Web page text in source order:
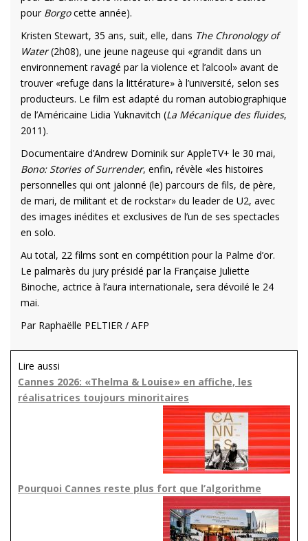
pour Borgocette année).
Kristen Stewart, 35 ans, suit, elle, dans The Chronology of
Water(2h08), une jeune nageuse qui «grandit dans un
environnement ravagé par la violence et l’alcool» avant de
trouver «refuge dans la littérature» à l’université, selon ses
producteurs. Le film est adapté du roman autobiographique
de l’Américaine Lidia Yuknavitch (La Mécanique des fluides,
2011).
Documentaire d’Andrew Dominik sur AppleTV+ le 30 mai,
Bono: Stories of Surrender, enfin, révèle «les histoires
personnelles qui ont jalonné (le) parcours de fils, de père,
de mari, de militant et de rockstar» du leader de U2, avec
des images inédites et exclusives de l’un de ses spectacles
en solo.
Au total, 22 films sont en compétition pour la Palme d’or.
Le palmarès du jury présidé par la Française Juliette
Binoche, actrice à l’aura internationale, sera dévoilé le 24
mai.
Par Raphaëlle PELTIER / AFP
Lire aussi
Cannes 2026: «Thelma & Louise» en affiche, les
réalisatrices toujours minoritaires
Pourquoi Cannes reste plus fort que l’algorithme